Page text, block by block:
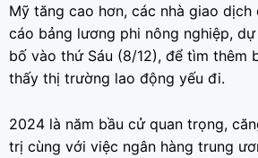
Mỹ tăng cao hơn, các nhà giao
cáo bảng lương phi nông nghiệp,
bố vào thứ Sáu (8/12), để tìm thêm
thấy thị trường lao động yếu đi.
2024 là năm bầu cử quan trọng,
trị cùng với việc ngân hàng trung